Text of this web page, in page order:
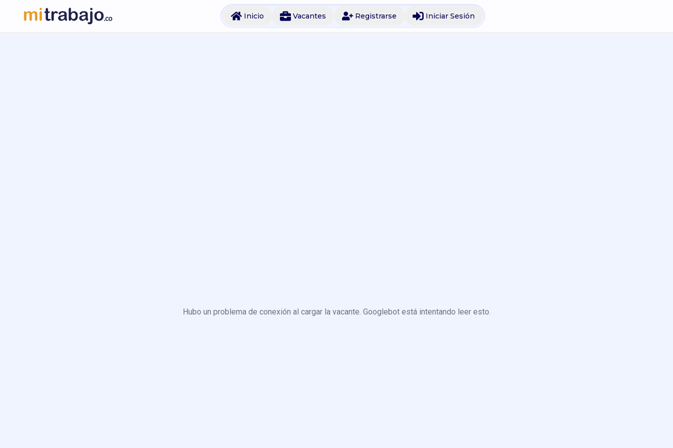
Inicio Vacantes Registrarse Iniciar Sesión
Hubo un problema de conexión al cargar la vacante. Googlebot está intentando leer esto.